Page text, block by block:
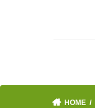
HOME